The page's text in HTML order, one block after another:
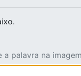
a palavra na